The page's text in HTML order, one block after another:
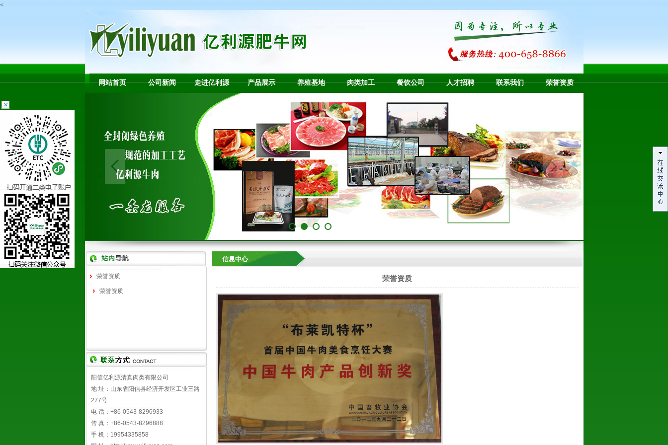
<
网站首页 公司新闻 走进亿利源 产品展示 养殖基地 肉类加工 餐饮公司 人才招聘 联系我们 荣誉资质
荣誉资质
荣誉资质
阳信亿利源清真肉类有限公司
地 址：山东省阳信县经济开发区工业三路
277号
电 话：+86-0543-8296933
传 真：+86-0543-8296888
手 机：19954335858
信息中心
荣誉资质